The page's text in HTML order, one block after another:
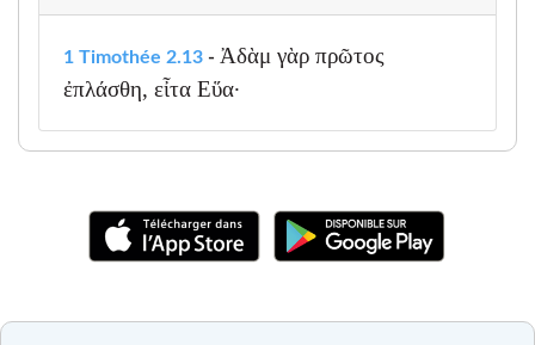
1 Timothée 2.13 - Ἀδὰμ γὰρ πρῶτος
ἐπλάσθη, εἶτα Εὕα·